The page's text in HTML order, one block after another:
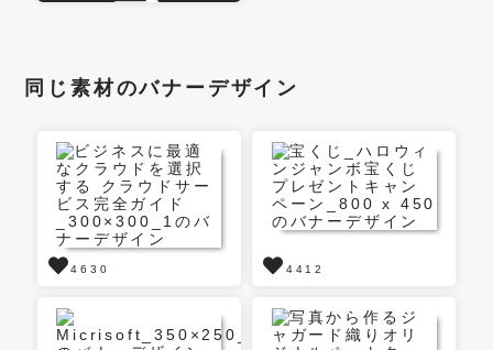
同じ素材のバナーデザイン
4630 4412